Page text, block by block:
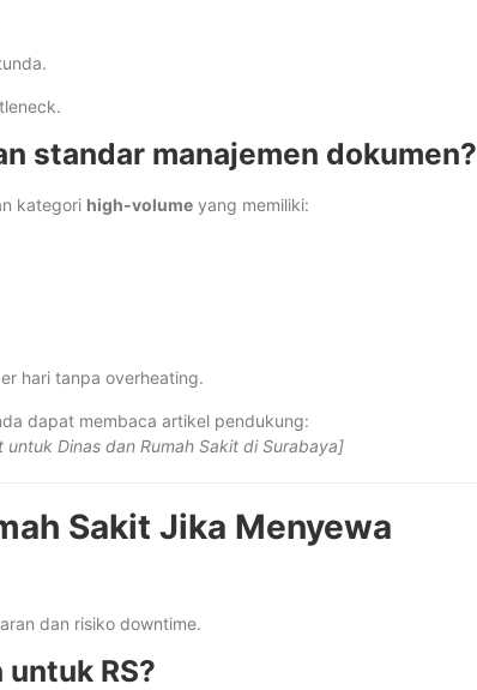
standar manajemen dokumen?
kategori high-volume yang memiliki:
hari tanpa overheating.
dapat membaca artikel pendukung:
untuk Dinas dan Rumah Sakit di Surabaya]
Sakit Jika Menyewa
dan risiko downtime.
RS?